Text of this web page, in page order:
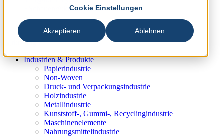
Cookie Einstellungen
Akzeptieren Ablehnen
FSchauer@tkmmeyer.com
Industrien & Produkte
Papierindustrie
Non-Woven
Druck- und Verpackungsindustrie
Holzindustrie
Metallindustrie
Kunststoff-, Gummi-, Recyclingindustrie
Maschinenelemente
Nahrungsmittelindustrie